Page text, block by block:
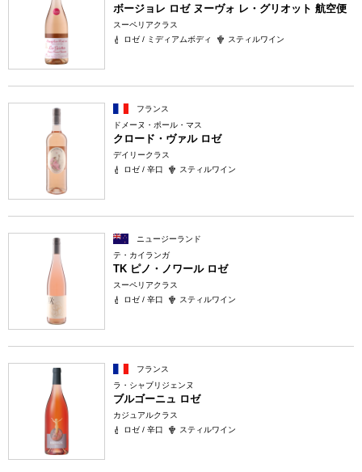
ボージョレ ロゼ ヌーヴォ レ・グリオット 航空便
スーペリアクラス
ロゼ / ミディアムボディ
スティルワイン
フランス
ドメーヌ・ポール・マス
クロード・ヴァル ロゼ
デイリークラス
ロゼ / 辛口
スティルワイン
ニュージーランド
テ・カイランガ
TK ピノ・ノワール ロゼ
スーペリアクラス
ロゼ / 辛口
スティルワイン
フランス
ラ・シャブリジェンヌ
ブルゴーニュ ロゼ
カジュアルクラス
ロゼ / 辛口
スティルワイン